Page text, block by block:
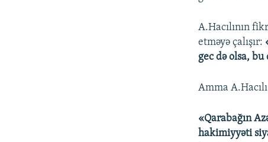
A.Hacılının
etməyə çalışır:
gec də olsa,
Amma
«Qarabağın
hakimiyyəti